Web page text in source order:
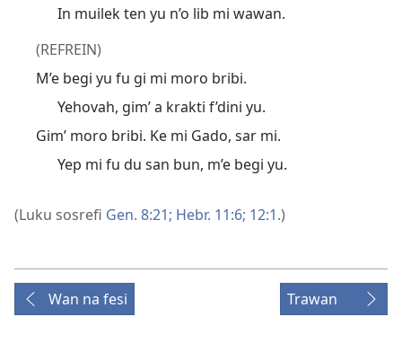
In muilek ten yu n’o lib mi wawan.
(REFREIN)
M’e begi yu fu gi mi moro bribi.
Yehovah, gim’ a krakti f’dini yu.
Gim’ moro bribi. Ke mi Gado, sar mi.
Yep mi fu du san bun, m’e begi yu.
(Luku sosrefi Gen. 8:21; Hebr. 11:6; 12:1.)
Wan na fesi Trawan